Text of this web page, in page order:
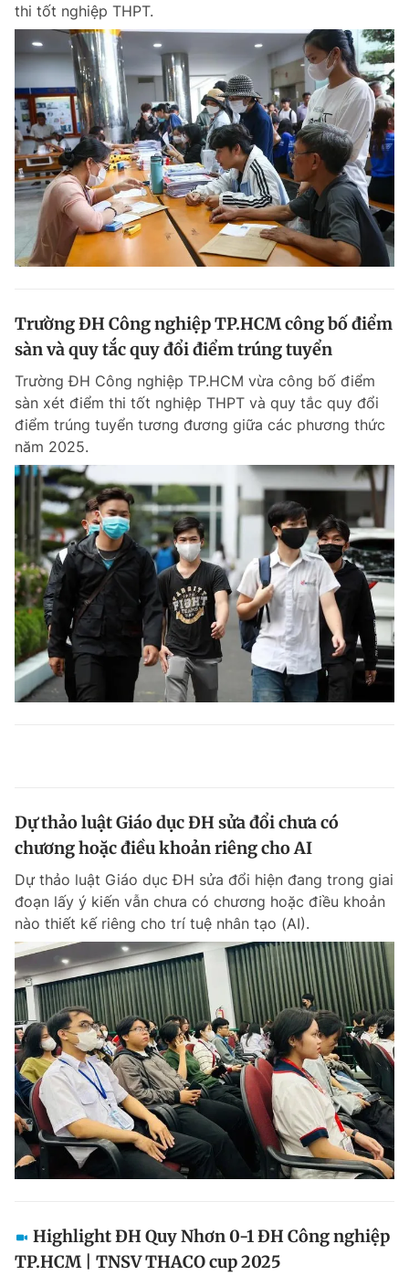
thi tốt nghiệp THPT.
Trường ĐH Công nghiệp TP.HCM công bố điểm
sàn và quy tắc quy đổi điểm trúng tuyển
Trường ĐH Công nghiệp TP.HCM vừa công bố điểm
sàn xét điểm thi tốt nghiệp THPT và quy tắc quy đổi
điểm trúng tuyển tương đương giữa các phương thức
năm 2025.
Dự thảo luật Giáo dục ĐH sửa đổi chưa có
chương hoặc điều khoản riêng cho AI
Dự thảo luật Giáo dục ĐH sửa đổi hiện đang trong giai
đoạn lấy ý kiến vẫn chưa có chương hoặc điều khoản
nào thiết kế riêng cho trí tuệ nhân tạo (AI).
Highlight ĐH Quy Nhơn 0-1 ĐH Công nghiệp
TP.HCM | TNSV THACO cup 2025